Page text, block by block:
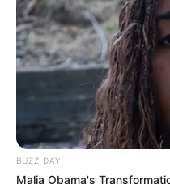
BUZZ DAY
Malia Obama's